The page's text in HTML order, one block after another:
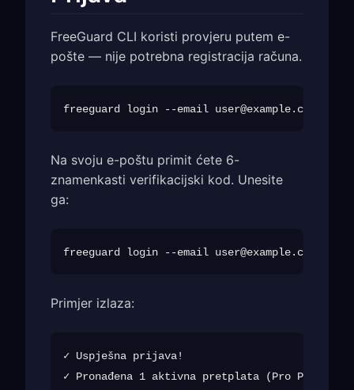
FreeGuard CLI koristi provjeru putem e-
pošte — nije potrebna registracija računa.
freeguard login --email user@example.com
Na svoju e-poštu primit ćete 6-
znamenkasti verifikacijski kod. Unesite
ga:
freeguard login --email user@example.com
Primjer izlaza:
✓ Uspješna prijava!
✓ Pronađena 1 aktivna pretplata (Pro Plan,